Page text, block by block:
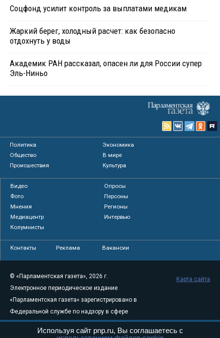
Соцфонд усилит контроль за выплатами медикам
Жаркий берег, холодный расчет: как безопасно
отдохнуть у воды
Академик РАН рассказал, опасен ли для России супер
Эль-Ниньо
Политика
Экономика
Общество
В мире
Происшествия
Культура
Видео
Опросы
Фото
Персоны
Мнения
Регионы
Медиацентр
Интервью
Колумнисты
Контакты Реклама Вакансии
© «Парламентская газета», 2026 г.
Электронное периодическое издание
«Парламентская газета» зарегистрировано в
Федеральной службе по надзору в сфере
связи, информационных технологий и
массовых коммуникаций (Роскомнадзор) 05
Карта сайта
Используя сайт pnp.ru, Вы соглашаетесь с